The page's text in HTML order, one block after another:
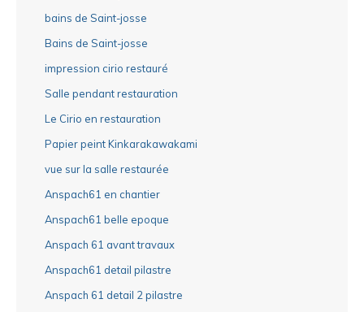
bains de Saint-josse
Bains de Saint-josse
impression cirio restauré
Salle pendant restauration
Le Cirio en restauration
Papier peint Kinkarakawakami
vue sur la salle restaurée
Anspach61 en chantier
Anspach61 belle epoque
Anspach 61 avant travaux
Anspach61 detail pilastre
Anspach 61 detail 2 pilastre